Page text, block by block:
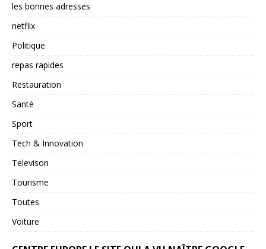
les bonnes adresses
netflix
Politique
repas rapides
Restauration
Santé
Sport
Tech & Innovation
Televison
Tourisme
Toutes
Voiture